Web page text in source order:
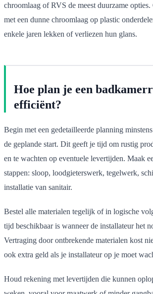
chroomlaag of RVS de meest duurzame
met een dunne chroomlaag op plastic
enkele jaren lekken of verliezen hun glans.
Hoe plan je een
efficiënt?
Begin met een gedetailleerde planning
de geplande start. Dit geeft je tijd om rustig
en te wachten op eventuele levertijden. Maak
stappen: sloop, loodgieterswerk, tegelwerk,
installatie van sanitair.
Bestel alle materialen tegelijk of in logische
tijd beschikbaar is wanneer de installateur het
Vertraging door ontbrekende materialen kost
ook extra geld als je installateur op je moet
Houd rekening met levertijden die kunnen